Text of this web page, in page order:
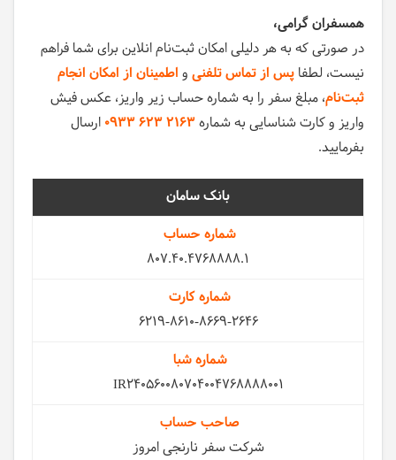
همسفران گرامی،
در صورتی که به هر دلیلی امکان ثبت‌نام انلاین برای شما فراهم
نیست، لطفا پس از تماس تلفنی و اطمینان از امکان انجام
ثبت‌نام، مبلغ سفر را به شماره حساب زیر واریز، عکس فیش
واریز و کارت شناسایی به شماره0933 623 2163 ارسال
بفرمایید.
سامان
807.40.4768888.1
6219-8610-8669-2646
IR240560080704004768888001
شرکت سفر نارنجی امروز